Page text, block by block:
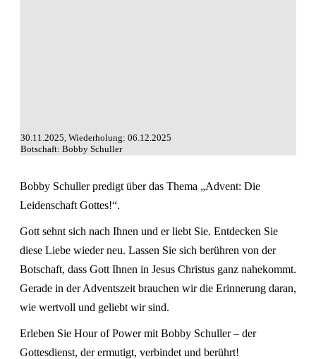
30.11.2025, Wiederholung: 06.12.2025
Botschaft: Bobby Schuller
Bobby Schuller predigt über das Thema „Advent: Die
Leidenschaft Gottes!“.
Gott sehnt sich nach Ihnen und er liebt Sie. Entdecken Sie
diese Liebe wieder neu. Lassen Sie sich berühren von der
Botschaft, dass Gott Ihnen in Jesus Christus ganz nahekommt.
Gerade in der Adventszeit brauchen wir die Erinnerung daran,
wie wertvoll und geliebt wir sind.
Erleben Sie Hour of Power mit Bobby Schuller – der
Gottesdienst, der ermutigt, verbindet und berührt!